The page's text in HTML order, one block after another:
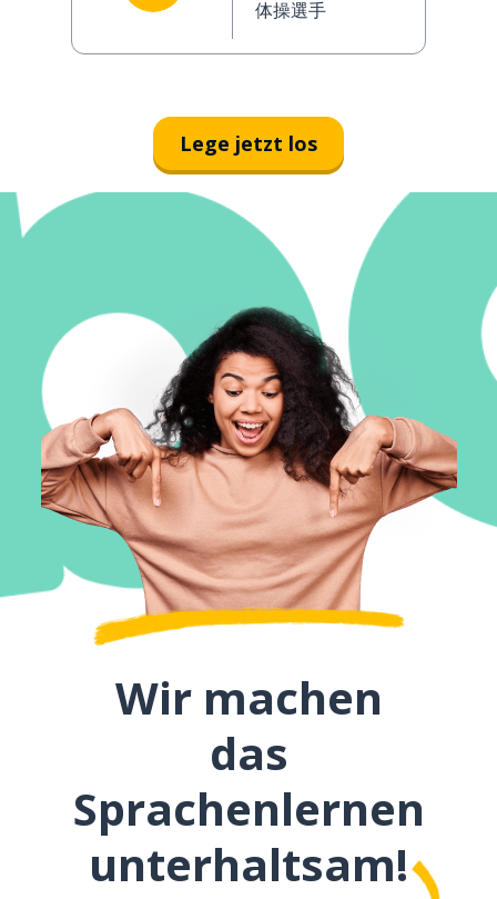
体操選手
Lege jetzt los
Wir machen
das
Sprachenlernen
unterhaltsam!